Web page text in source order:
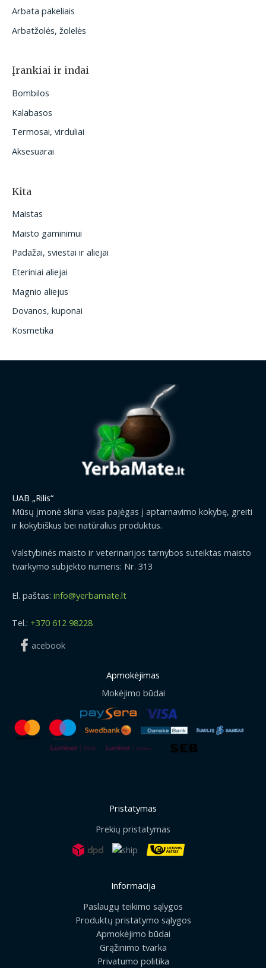
Arbata pakeliais
Arbatžolės, žolelės
Įrankiai ir indai
Bombilos
Kalabasos
Termosai, virduliai
Aksesuarai
Kita
Maistas
Maisto gaminimui
Padažai, sviestai ir aliejai
Eteriniai aliejai
Magnio aliejus
Dovanos, kuponai
Kosmetika
UAB „Rilis“
Mūsų įmonė skiria visas pajėgas į aptarnavimo kokybę, greiti
ir kokybiškus bei natūralius produktus.
Valstybinės maisto ir veterinarijos tarnybos suteiktas maisto
tvarkymo subjekto numeris: Nr. 313
El. paštas: info@yerbamate.lt
Tel.: +370 612 98228
acebook
Apmokėjimas
Mokėjimo būdai
Pristatymas
Prekių pristatymas
Informacija
Paslaugų teikimo sąlygos
Produktų pristatymo sąlygos
Apmokėjimo būdai
Grąžinimo tvarka
Privatumo politika